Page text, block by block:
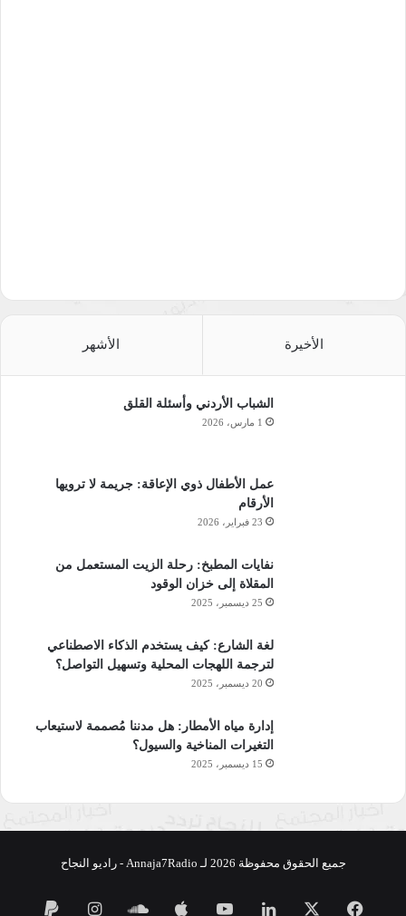
الأخيرة الأشهر
الشباب الأردني وأسئلة القلق
1 مارس، 2026
عمل الأطفال ذوي الإعاقة: جريمة لا ترويها
الأرقام
23 فبراير، 2026
نفايات المطبخ: رحلة الزيت المستعمل من
المقلاة إلى خزان الوقود
25 ديسمبر، 2025
لغة الشارع: كيف يستخدم الذكاء الاصطناعي
لترجمة اللهجات المحلية وتسهيل التواصل؟
20 ديسمبر، 2025
إدارة مياه الأمطار: هل مدننا مُصممة لاستيعاب
التغيرات المناخية والسيول؟
15 ديسمبر، 2025
جميع الحقوق محفوظة 2026 لـ Annaja7Radio - راديو النجاح
فيسبوك لينكدإن‫YouTube ساوندانستقرام
‏Paypal